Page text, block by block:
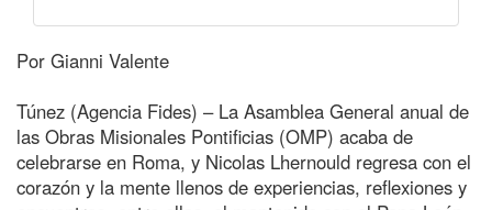
Por Gianni Valente
Túnez (Agencia Fides) – La Asamblea General anual de
las Obras Misionales Pontificias (OMP) acaba de
celebrarse en Roma, y Nicolas Lhernould regresa con el
corazón y la mente llenos de experiencias, reflexiones y